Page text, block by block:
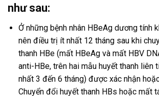
như sau:
Ở những bệnh nhân HBeAg dương tính
nên điều trị ít nhất 12 tháng sau khi
thanh HBe (mất HBeAg và mất HBV
anti-HBe, trên hai mẫu huyết thanh liên
nhất 3 đến 6 tháng) được xác nhận
Chuyển đổi huyết thanh HBs hoặc mất